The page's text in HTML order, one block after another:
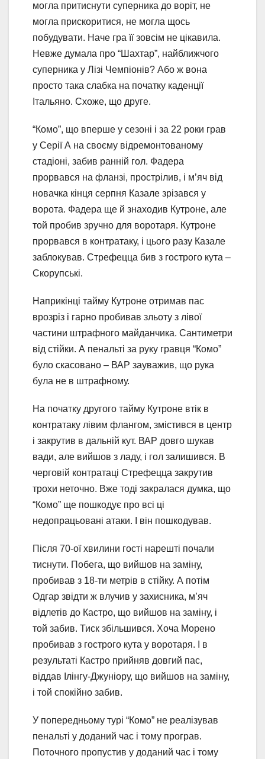
могла притиснути суперника до воріт, не
могла прискоритися, не могла щось
побудувати. Наче гра її зовсім не цікавила.
Невже думала про “Шахтар”, найближчого
суперника у Лізі Чемпіонів? Або ж вона
просто така слабка на початку каденції
Італьяно. Схоже, що друге.
“Комо”, що вперше у сезоні і за 22 роки грав
у Серії А на своєму відремонтованому
стадіоні, забив ранній гол. Фадера
прорвався на фланзі, прострілив, і м’яч від
новачка кінця серпня Казале зрізався у
ворота. Фадера ще й знаходив Кутроне, але
той пробив зручно для воротаря. Кутроне
прорвався в контратаку, і цього разу Казале
заблокував. Стрефецца бив з гострого кута –
Скорупські.
Наприкінці тайму Кутроне отримав пас
врозріз і гарно пробивав зльоту з лівої
частини штрафного майданчика. Сантиметри
від стійки. А пенальті за руку гравця “Комо”
було скасовано – ВАР зауважив, що рука
була не в штрафному.
На початку другого тайму Кутроне втік в
контратаку лівим флангом, змістився в центр
і закрутив в дальній кут. ВАР довго шукав
вади, але вийшов з ладу, і гол залишився. В
черговій контратаці Стрефецца закрутив
трохи неточно. Вже тоді закралася думка, що
“Комо” ще пошкодує про всі ці
недопрацьовані атаки. І він пошкодував.
Після 70-ої хвилини гості нарешті почали
тиснути. Побега, що вийшов на заміну,
пробивав з 18-ти метрів в стійку. А потім
Одгар звідти ж влучив у захисника, м’яч
відлетів до Кастро, що вийшов на заміну, і
той забив. Тиск збільшився. Хоча Морено
пробивав з гострого кута у воротаря. І в
результаті Кастро прийняв довгий пас,
віддав Ілінгу-Джуніору, що вийшов на заміну,
і той спокійно забив.
У попередньому турі “Комо” не реалізував
пенальті у доданий час і тому програв.
Поточного пропустив у доданий час і тому